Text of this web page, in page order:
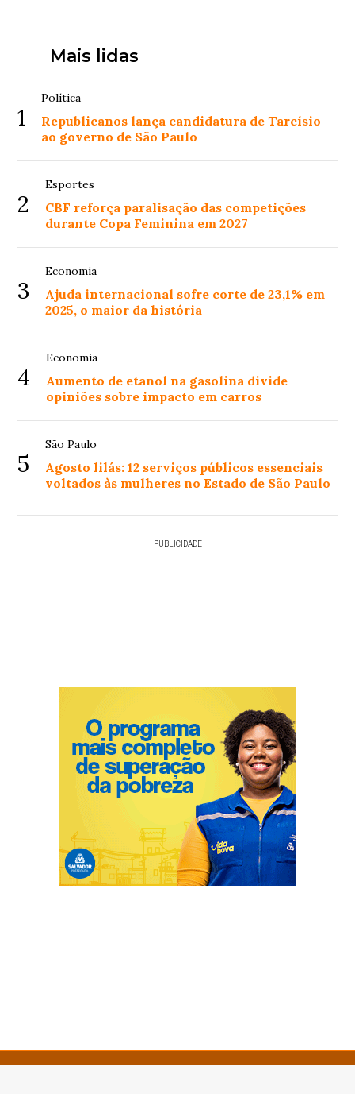
Mais lidas
1
Política
Republicanos lança candidatura de Tarcísio
ao governo de São Paulo
2
Esportes
CBF reforça paralisação das competições
durante Copa Feminina em 2027
3
Economia
Ajuda internacional sofre corte de 23,1% em
2025, o maior da história
4
Economia
Aumento de etanol na gasolina divide
opiniões sobre impacto em carros
5
São Paulo
Agosto lilás: 12 serviços públicos essenciais
voltados às mulheres no Estado de São Paulo
PUBLICIDADE